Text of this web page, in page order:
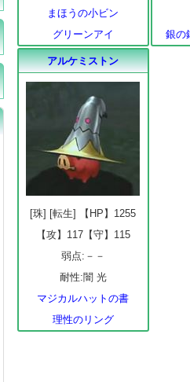
まほうの小ビン
グリーンアイ
銀の
アルケミストン
[珠] [転生] 【HP】1255
【攻】117【守】115
弱点:－－
耐性:闇 光
マジカルハットの書
理性のリング